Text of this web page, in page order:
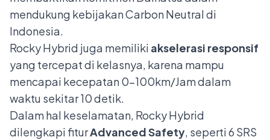
mendukung kebijakan Carbon Neutral di
Indonesia.
Rocky Hybrid juga memiliki akselerasi responsif
yang tercepat di kelasnya, karena mampu
mencapai kecepatan 0-100km/Jam dalam
waktu sekitar 10 detik.
Dalam hal keselamatan, Rocky Hybrid
dilengkapi fiturAdvanced Safety, seperti6 SRS